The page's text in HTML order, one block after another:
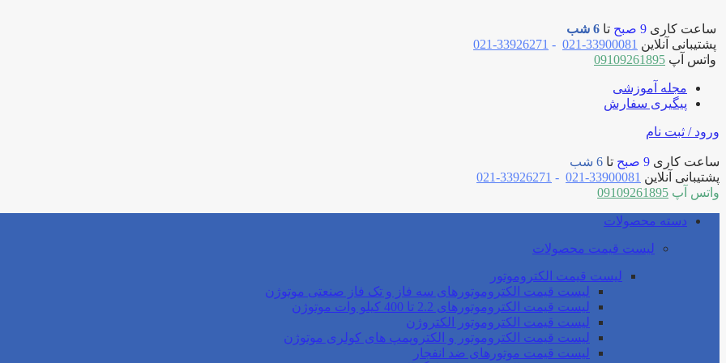
ساعت کاری 9 صبح تا 6 شب
پشتیبانی آنلاین 33900081-021
-
33926271-021
واتس آپ 09109261895
مجله آموزشی
پیگیری سفارش
ورود / ثبت نام
ساعت کاری 9 صبح تا 6 شب
پشتیبانی آنلاین 33900081-021
-
33926271-021
واتس آپ 09109261895
دسته محصولات
لیست قیمت محصولات
لیست قیمت الکتروموتور
لیست قیمت الکتروموتورهای سه فاز و تک فاز صنعتی موتوژن
لیست قیمت الکتروموتورهای 2.2 تا 400 کیلو وات موتوژن
لیست قیمت الکتروموتور الکتروژن
لیست قیمت الکتروموتور و الکتروپمپ های کولری موتوژن
لیست قیمت موتورهای ضد انفجار